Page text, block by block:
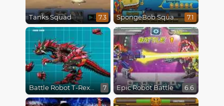
Tanks Squad 7.3 SpongeBob SquarePants : Monster Island Adventures 7.1
Battle Robot T-Rex Age 7 Epic Robot Battle 6.6